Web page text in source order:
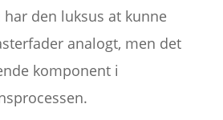
den luksus at kunne
analogt, men det
komponent i